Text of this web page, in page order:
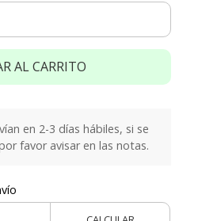
AL CARRITO
en 2-3 días hábiles, si se
favor avisar en las notas.